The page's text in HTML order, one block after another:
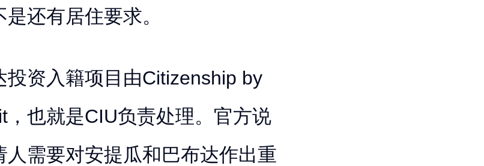
是还有居住要求。
投资入籍项目由Citizenship by
，也就是CIU负责处理。官方说
人需要对安提瓜和巴布达作出重